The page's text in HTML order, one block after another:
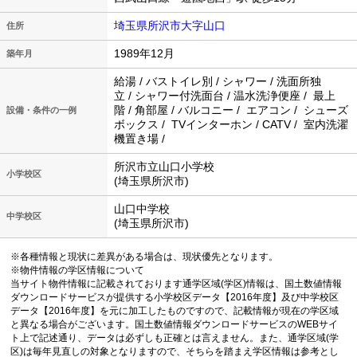
住所 埼玉県所沢市大字山口
築年月 1989年12月
設備・条件の一例
給湯 / バストイレ別 / シャワー / 洗面所独
立 / シャワー付洗面台 / 温水洗浄便座 / 最上
階 / 角部屋 / バルコニー / エアコン / シューズ
ボックス / TVインターホン / CATV / 室内洗濯
機置き場 /
小学校区
所沢市立山口小学校
(埼玉県所沢市)
中学校区
山口中学校
(埼玉県所沢市)
※各種情報と現状に差異がある場合は、現状優先となります。
※物件情報の学区情報について
当サイト物件情報に記載されております通学区域(学区)情報は、国土数値情報
ダウンロードサービスが提供する小学校区データ【2016年度】及び中学校区
データ【2016年度】を元に加工したものですので、記載情報が現在の学区域
と異なる場合がございます。国土数値情報ダウンロードサービスのWEBサイ
ト上で記述通り、データは必ずしも正確とは言えません。また、通学区域(学
区)は毎年見直しの対象となりますので、そちらを踏まえ学区情報は参考とし